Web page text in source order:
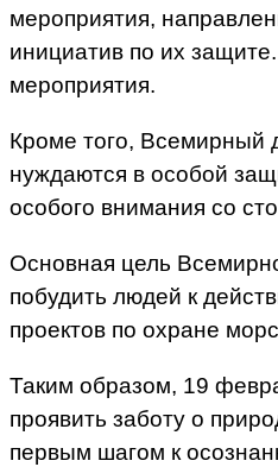
мероприятия,
инициатив по их
мероприятия.
Кроме того, Всемирный
нуждаются в особой
особого внимания со
Основная цель
побудить людей к
проектов по охране
Таким образом, 19
проявить заботу о
первым шагом к